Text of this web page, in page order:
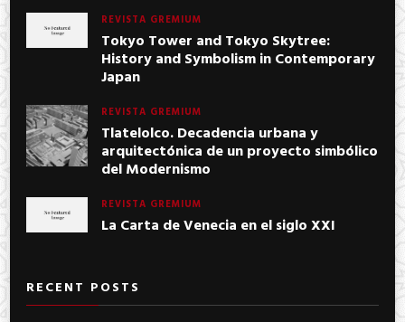
REVISTA GREMIUM
Tokyo Tower and Tokyo Skytree:
History and Symbolism in Contemporary
Japan
REVISTA GREMIUM
Tlatelolco. Decadencia urbana y
arquitectónica de un proyecto simbólico
del Modernismo
REVISTA GREMIUM
La Carta de Venecia en el siglo XXI
RECENT POSTS